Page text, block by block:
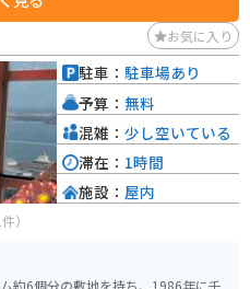
お気に入り
）
駐車： 駐車場あり
予算： 無料
混雑： 少し空いている
滞在： 1時間
施設： 屋内